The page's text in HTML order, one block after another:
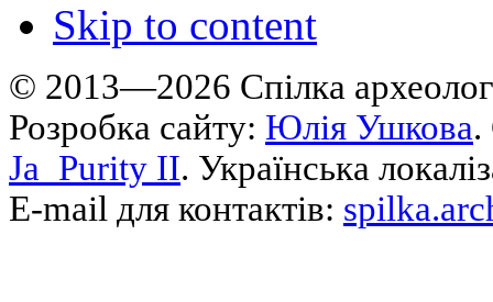
Skip to content
© 2013—2026 Cпілка
Розробка сайту: Юлія Ушкова.
Ja_Purity II. Українська
E-mail для контактів: